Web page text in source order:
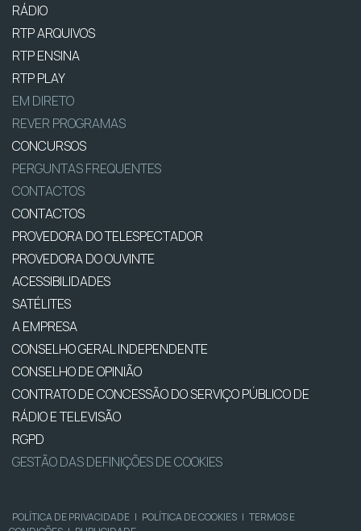
RÁDIO
RTP ARQUIVOS
RTP ENSINA
RTP PLAY
EM DIRETO
REVER PROGRAMAS
CONCURSOS
PERGUNTAS FREQUENTES
CONTACTOS
CONTACTOS
PROVEDORA DO TELESPECTADOR
PROVEDORA DO OUVINTE
ACESSIBILIDADES
SATÉLITES
A EMPRESA
CONSELHO GERAL INDEPENDENTE
CONSELHO DE OPINIÃO
CONTRATO DE CONCESSÃO DO SERVIÇO PÚBLICO DE
RÁDIO E TELEVISÃO
RGPD
GESTÃO DAS DEFINIÇÕES DE COOKIES
POLÍTICA DE PRIVACIDADE | POLÍTICA DE COOKIES | TERMOS E